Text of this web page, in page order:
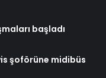
başladı
şoförüne midibüs